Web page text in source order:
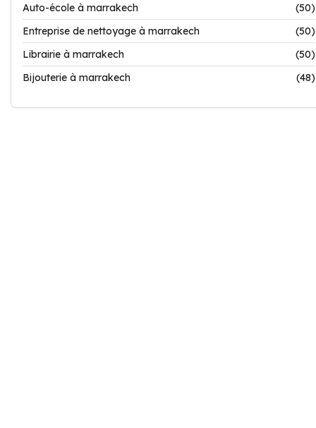
Auto-école à marrakech
(50)
Entreprise de nettoyage à marrakech
(50)
Librairie à marrakech
(50)
Bijouterie à marrakech
(48)